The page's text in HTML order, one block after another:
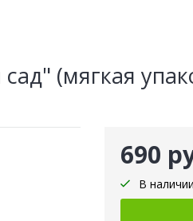
(мягкая
690
В наличии